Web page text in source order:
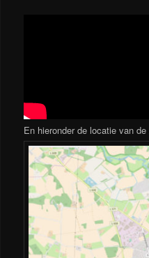
En hieronder de locatie van